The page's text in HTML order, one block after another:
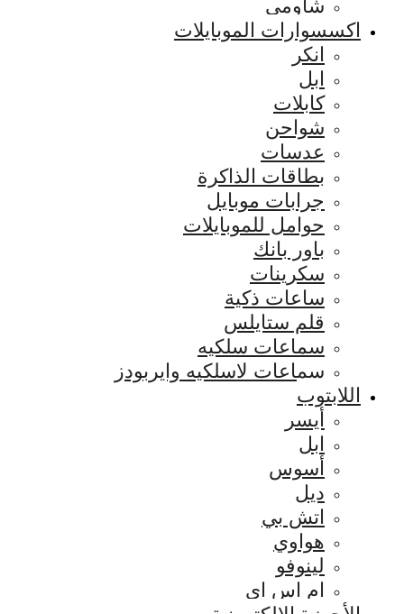
شاومي
اكسسوارات الموبايلات
انكر
ابل
كابلات
شواحن
عدسات
بطاقات الذاكرة
جرابات موبايل
حوامل للموبايلات
باور بانك
سكرينات
ساعات ذكية
قلم ستايلس
سماعات سلكيه
سماعات لاسلكيه وايربودز
اللابتوب
أيسر
ابل
أسوس
ديل
اتش بي
هواوي
لينوفو
ام اس اي